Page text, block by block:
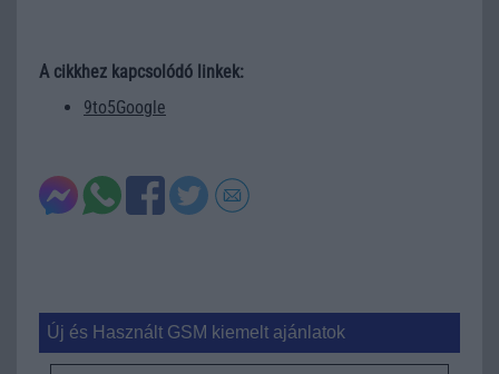
A cikkhez kapcsolódó linkek:
9to5Google
Új és Használt GSM kiemelt ajánlatok